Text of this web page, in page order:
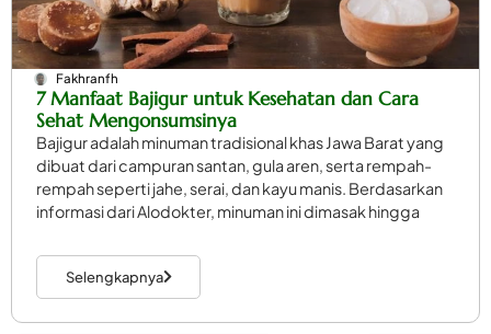
Fakhranfh
7 Manfaat Bajigur untuk Kesehatan dan Cara
Sehat Mengonsumsinya
Bajigur adalah minuman tradisional khas Jawa Barat yang
dibuat dari campuran santan, gula aren, serta rempah-
rempah seperti jahe, serai, dan kayu manis. Berdasarkan
informasi dari Alodokter, minuman ini dimasak hingga
Selengkapnya